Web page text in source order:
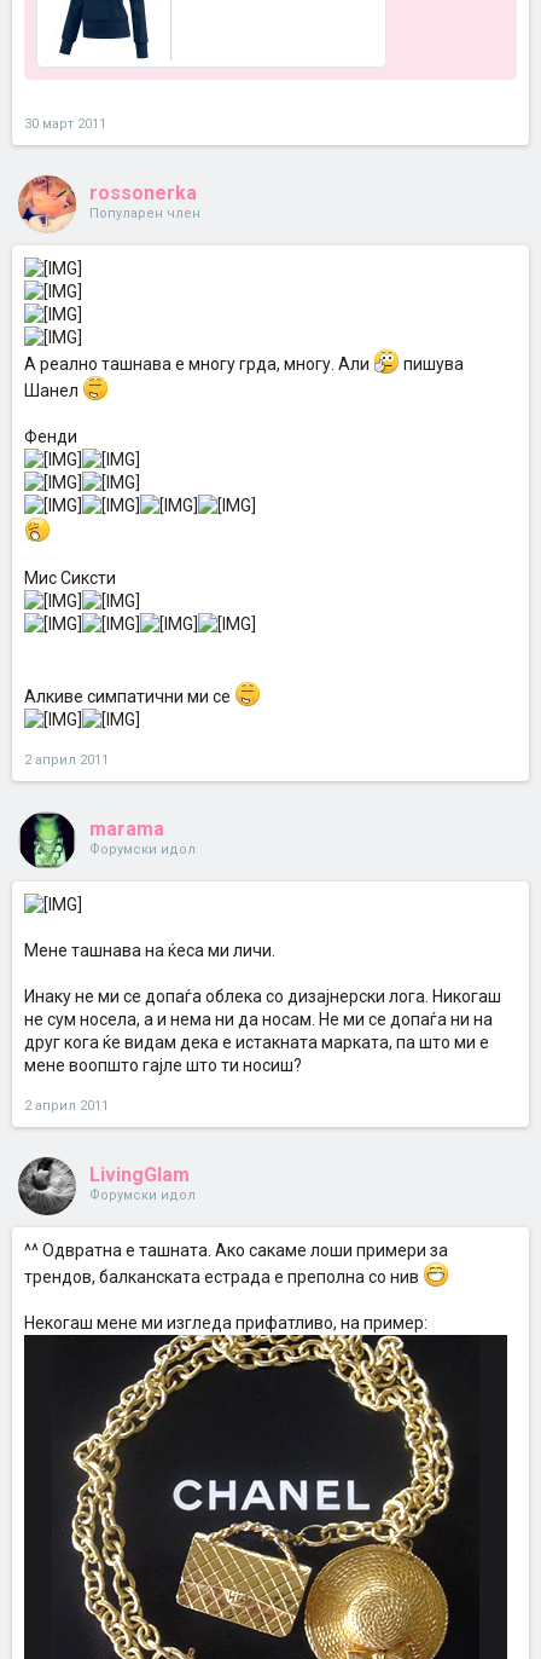
30 март 2011
rossonerka
Популарен член
A реално ташнава е многу грда, многу. Али
пишува
Шанел
Фенди
Mис Сиксти
Алкиве симпатични ми се
2 април 2011
marama
Форумски идол
Мене ташнава на ќеса ми личи.
Инаку не ми се допаѓа облека со дизајнерски лога. Никогаш
не сум носела, а и нема ни да носам. Не ми се допаѓа ни на
друг кога ќе видам дека е истакната марката, па што ми е
мене воопшто гајле што ти носиш?
2 април 2011
LivingGlam
Форумски идол
^^ Одвратна е ташната. Ако сакаме лоши примери за
трендов, балканската естрада е преполна со нив
Некогаш мене ми изгледа прифатливо, на пример: